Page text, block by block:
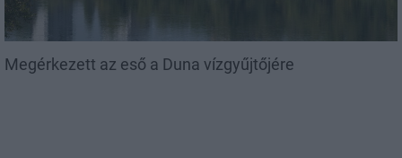
Megérkezett az eső a Duna vízgyűjtőjére